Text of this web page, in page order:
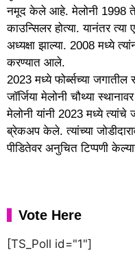
नमूद केले आहे. मेलोनी 1998 ते
काउन्सिलर होत्या. यानंतर
अध्यक्षा झाल्या. 2008 मध्ये
करण्यात आले.
2023 मध्ये फोर्ब्सच्या जगातील
जॉर्जिया मेलोनी चौथ्या
मेलोनी यांनी 2023 मध्ये त्यांचे
ब्रेकअप केले. त्यांच्या
पीडितेवर अनुचित टिप्पणी
Vote Here
[TS_Poll id="1"]